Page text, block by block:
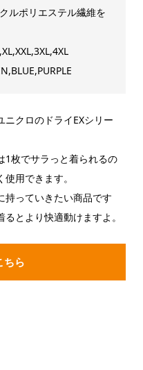
ルポリエステル繊維を
クロのドライEXシリー
1枚でサラっと着られるの
用できます。
持っていきたい商品です
とより快適動けますよ。
ちら